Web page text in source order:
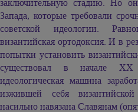
заключительную стадию. Но
Запада, которые требовали
советской идеологии.
византийская ортодоксия. И в
попытки установить
существовал в начале ХХ
идеологическая машина
изжившей себя
насильно навязана Славянам